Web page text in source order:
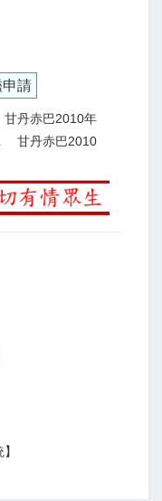
請
丹赤巴2010年
甘丹赤巴2010
】